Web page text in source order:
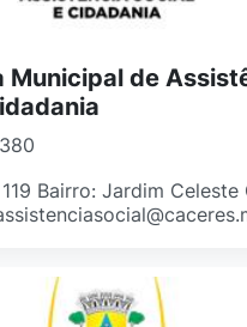
Municipal de
Bairro: Jardim Celeste